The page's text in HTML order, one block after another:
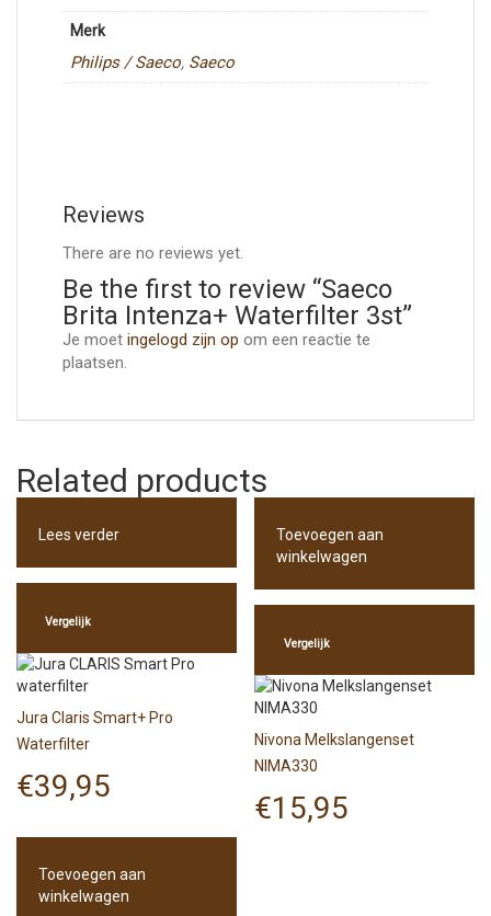
Merk
Philips / Saeco, Saeco
Reviews
There are no reviews yet.
Be the first to review “Saeco
Brita Intenza+ Waterfilter 3st”
Je moet ingelogd zijn op om een reactie te
plaatsen.
Related products
Lees verder
Vergelijk
Jura Claris Smart+ Pro
Waterfilter
€39,95
Toevoegen aan
winkelwagen
Vergelijk
Nivona Melkslangenset
NIMA330
€15,95
Toevoegen aan
winkelwagen